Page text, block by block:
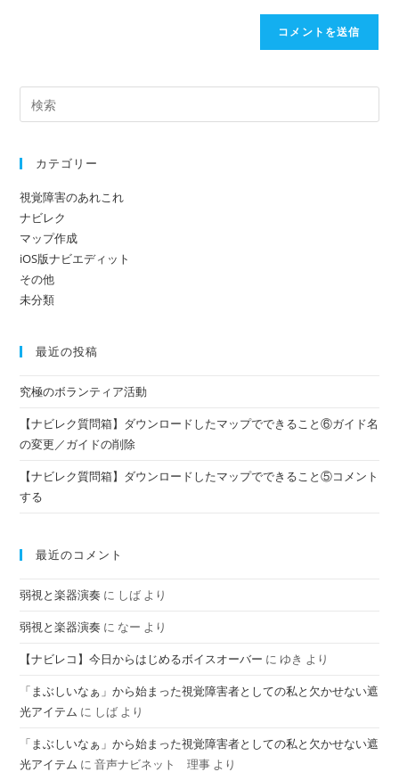
名
を
力
し
て
く
だ
さ
い
コ
メ
ト
く
(任
意)
カテゴリー
視覚障害のあれこれ
ナビレク
マップ作成
iOS版ナビエディット
その他
未分類
最近の投稿
究極のボランティア活動
【ナビレク質問箱】ダウンロードしたマップでできること⑥ガイド名
の変更／ガイドの削除
【ナビレク質問箱】ダウンロードしたマップでできること⑤コメント
する
最近のコメント
弱視と楽器演奏 に しば より
弱視と楽器演奏 に なー より
【ナビレコ】今日からはじめるボイスオーバー に ゆき より
「まぶしいなぁ」から始まった視覚障害者としての私と欠かせない遮
光アイテム に しば より
「まぶしいなぁ」から始まった視覚障害者としての私と欠かせない遮
光アイテム に音声ナビネット 理事 より